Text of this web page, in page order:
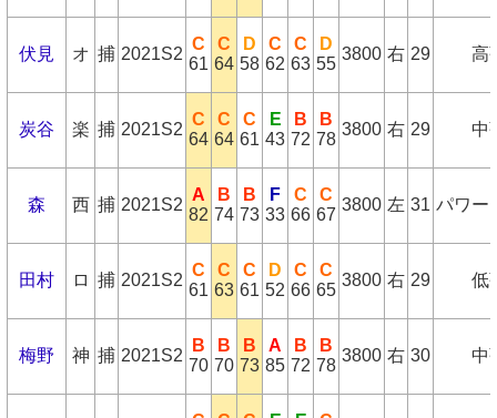
伏見 オ 捕 2021S2
C
61
C
64
D
58
C
62
C
63
D
55
3800 右 29 高
炭谷 楽 捕 2021S2
C
64
C
64
C
61
E
43
B
72
B
78
3800 右 29 中
森 西 捕 2021S2
A
82
B
74
B
73
F
33
C
66
C
67
3800 左 31 パワー
田村 ロ 捕 2021S2
C
61
C
63
C
61
D
52
C
66
C
65
3800 右 29 低
梅野 神 捕 2021S2
B
70
B
70
B
73
A
85
B
72
B
78
3800 右 30 中